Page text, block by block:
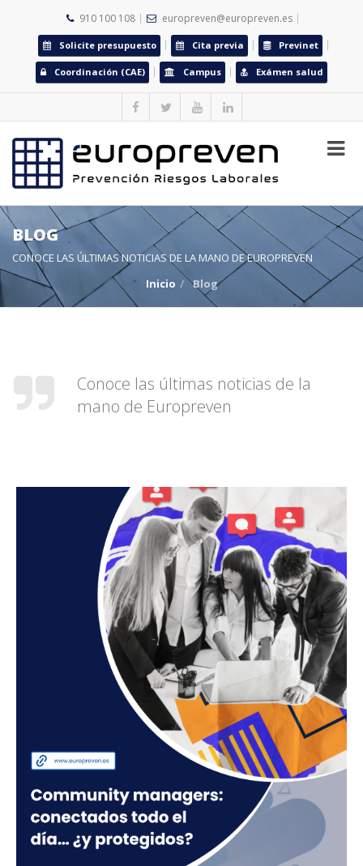
910 100 108 europreven@europreven.es
Solicite presupuesto Cita previa Previnet
Coordinación (CAE) Campus Exámen salud
BLOG
CONOCE LAS ÚLTIMAS NOTICIAS DE LA MANO DE EUROPREVEN
Inicio
Blog
Conoce las últimas noticias de la
mano de Europreven